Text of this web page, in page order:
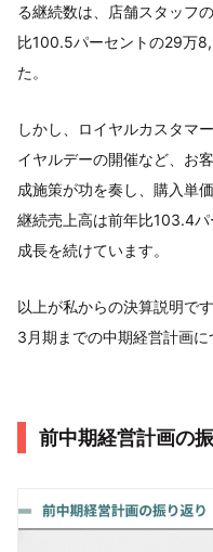
る継続数は、店舗スタッフ
比100.5パーセントの29万
た。
しかし、ロイヤルカスタマ
イヤルデーの開催など、お
成施策が功を奏し、購入単
継続売上高は前年比103.4
成長を続けています。
以上が私からの決算説明で
3月期までの中期経営計画に
前中期経営計画の